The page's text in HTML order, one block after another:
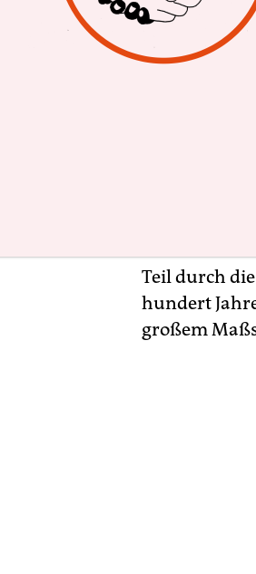
generell
machen.
anderer
Man kann
Teil durch
hundert
großem